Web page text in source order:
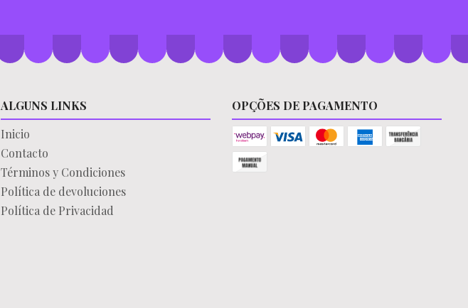
ALGUNS LINKS
Inicio
Contacto
Términos y Condiciones
Política de devoluciones
Política de Privacidad
OPÇÕES DE PAGAMENTO